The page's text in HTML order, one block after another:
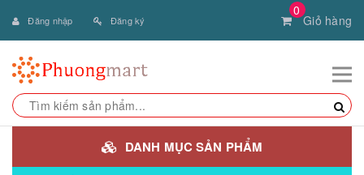
0
Giỏ hàng
Đăng nhập Đăng ký
DANH MỤC SẢN PHẨM